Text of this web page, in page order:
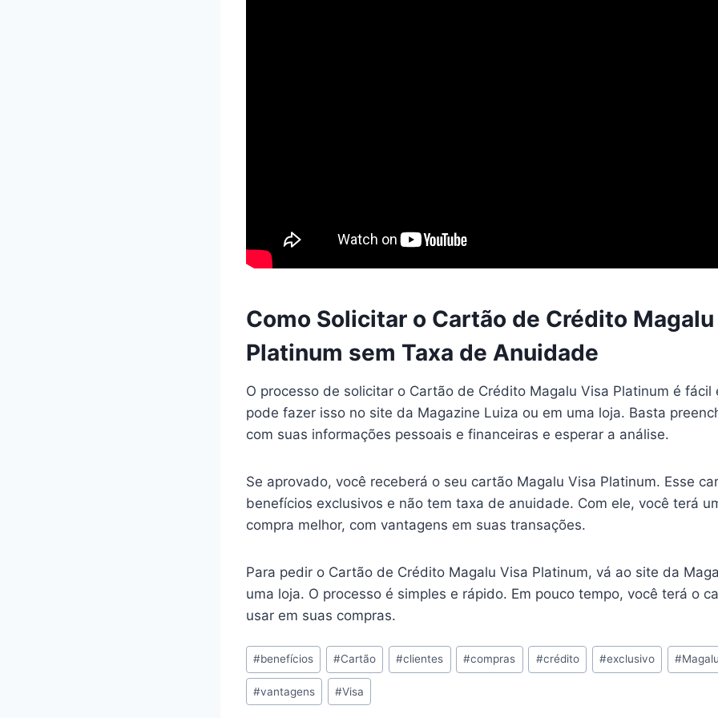
Como Solicitar o Cartão de Crédito
Platinum sem Taxa de Anuidade
O processo de solicitar o Cartão de Crédito Magalu Visa Platinum é fácil
pode fazer isso no site da Magazine Luiza ou em uma loja. Basta
com suas informações pessoais e financeiras e esperar a análise.
Se aprovado, você receberá o seu cartão Magalu Visa Platinum. Esse
benefícios exclusivos e não tem taxa de anuidade. Com ele, você terá
compra melhor, com vantagens em suas transações.
Para pedir o Cartão de Crédito Magalu Visa Platinum, vá ao site da
uma loja. O processo é simples e rápido. Em pouco tempo, você terá o
usar em suas compras.
Tags
do
Post:
#benefícios #Cartão #clientes #compras #crédito #exclusivo #
#vantagens #Visa